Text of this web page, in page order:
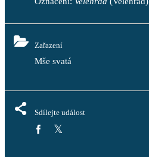
Zařazení
Mše svatá
Sdílejte událost